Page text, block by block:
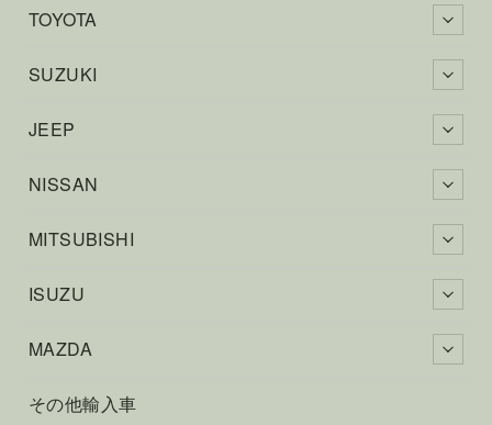
TOYOTA
SUZUKI
JEEP
NISSAN
MITSUBISHI
ISUZU
MAZDA
その他輸入車